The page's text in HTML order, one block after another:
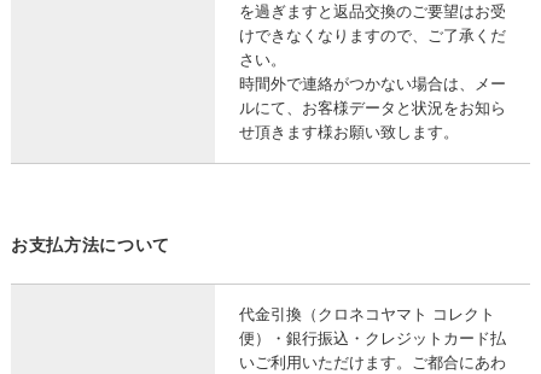
を過ぎますと返品交換のご要望はお受
けできなくなりますので、ご了承くだ
さい。
時間外で連絡がつかない場合は、メー
ルにて、お客様データと状況をお知ら
せ頂きます様お願い致します。
お支払方法について
代金引換（クロネコヤマト コレクト
便）・銀行振込・クレジットカード払
いご利用いただけます。ご都合にあわ